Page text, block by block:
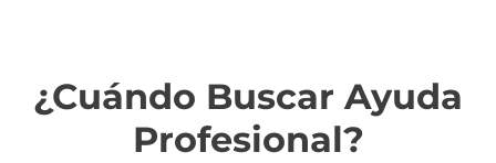
¿Cuándo Buscar Ayuda
Profesional?